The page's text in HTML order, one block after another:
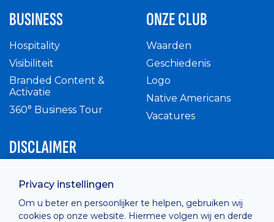
Privacy instellingen
Om u beter en persoonlijker te helpen, gebruiken wij
cookies op onze website. Hiermee volgen wij en derde
BUSINESS
Hospitality
Visibiliteit
Branded Content &
Activatie
360° Business Tour
ONZE CLUB
Waarden
Geschiedenis
Logo
Native Americans
Vacatures
DISCLAIMER
Privacy Policy
Cashless